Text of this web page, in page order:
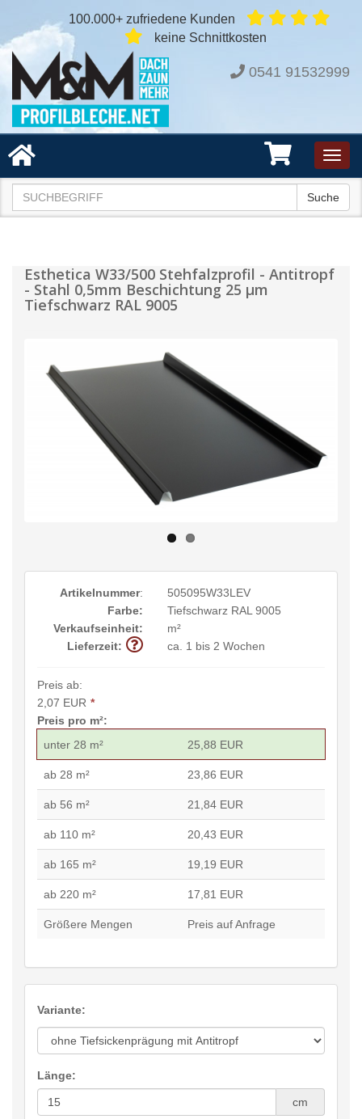
100.000+ zufriedene Kunden
keine Schnittkosten
0541 91532999
Suche
Esthetica W33/500 Stehfalzprofil - Antitropf
- Stahl 0,5mm Beschichtung 25 µm
Tiefschwarz RAL 9005
Artikelnummer:
505095W33LEV
Farbe:
Tiefschwarz RAL 9005
Verkaufseinheit:
m²
Lieferzeit:
ca. 1 bis 2 Wochen
Preis ab:
2,07 EUR *
Preis pro m²:
unter 28 m²
25,88 EUR
ab 28 m² 23,86 EUR
ab 56 m² 21,84 EUR
ab 110 m² 20,43 EUR
ab 165 m² 19,19 EUR
ab 220 m² 17,81 EUR
Größere Mengen Preis auf Anfrage
Variante:
Länge:
cm